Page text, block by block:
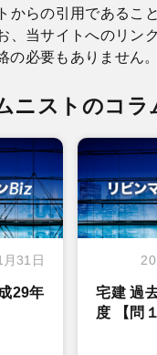
からの引用であるこ
、当サイトへのリン
の必要もありません。
ニストのコラ
31日
29年
宅建 過
度 【問１